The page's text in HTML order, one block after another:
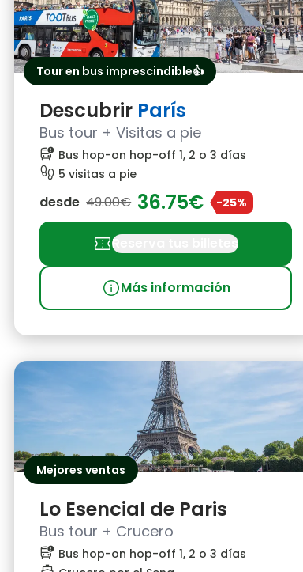
Tour en bus imprescindible👍
Descubrir París
Bus tour + Visitas a pie
bus_alert Bus hop-on hop-off 1, 2 o 3 días
footprint 5 visitas a pie
desde 49.00€ 36.75€ -25%
confirmation_numberReserva tus billetes
infoMás información
Mejores ventas
Lo Esencial de Paris
Bus tour + Crucero
bus_alert Bus hop-on hop-off 1, 2 o 3 días